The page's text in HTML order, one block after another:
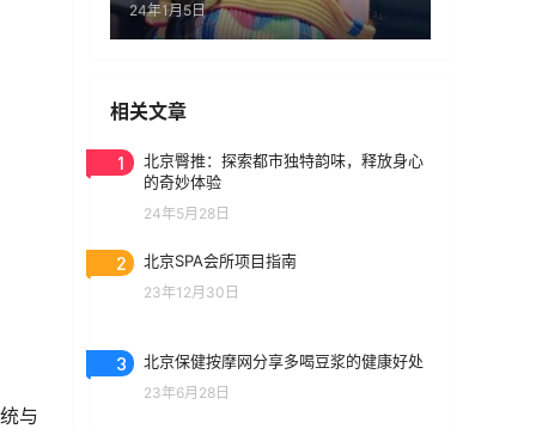
与
24年1月5日
相关文章
1
北京臀推：探索都市独特韵味，释放身心
的奇妙体验
24年5月28日
2 北京SPA会所项目指南
23年12月30日
3 北京保健按摩网分享多喝豆浆的健康好处
23年6月28日